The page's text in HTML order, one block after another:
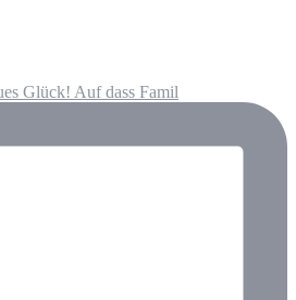
Glück! Auf dass Famil